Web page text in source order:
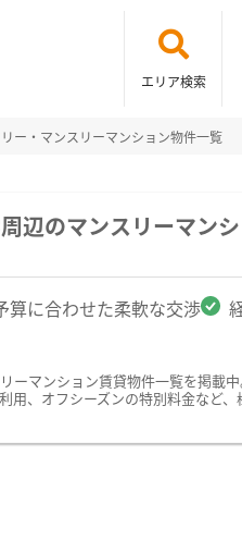
エリア検索
ー・マンスリーマンション物件一覧
辺のマンスリーマン
算に合わせた柔軟な交渉
マンション賃貸物件一覧を掲載
、オフシーズンの特別料金など